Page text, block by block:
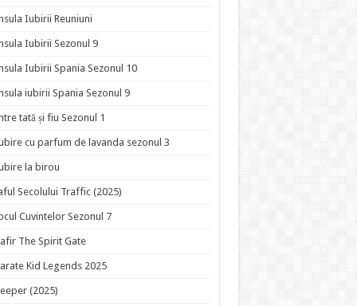
Iubirii Reuniuni
Iubirii Sezonul 9
Iubirii Spania Sezonul 10
iubirii Spania Sezonul 9
tată și fiu Sezonul 1
cu parfum de lavanda sezonul 3
la birou
Secolului Traffic (2025)
Cuvintelor Sezonul 7
The Spirit Gate
Kid Legends 2025
(2025)